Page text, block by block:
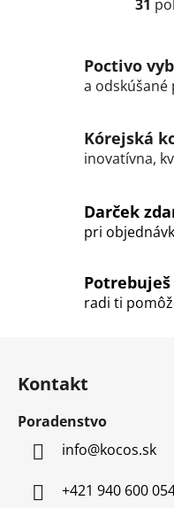
31
Poctivo
a
Kórejská
inovatívna,
Darček
pri
radi ti
Kontakt
Poradenstvo
info@kocos.sk
+421 940 600